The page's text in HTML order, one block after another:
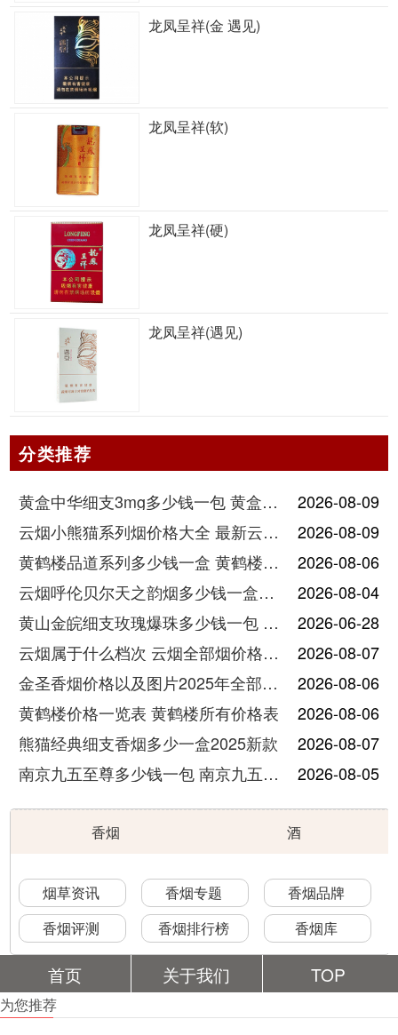
龙凤呈祥(金 遇见)
龙凤呈祥(软)
龙凤呈祥(硬)
龙凤呈祥(遇见)
分类推荐
黄盒中华细支3mg多少钱一包 黄盒中华细支3mg香烟价格查询
2026-08-09
云烟小熊猫系列烟价格大全 最新云烟小熊猫图片报价
2026-08-09
黄鹤楼品道系列多少钱一盒 黄鹤楼品道系列香烟价格表图片
2026-08-06
云烟呼伦贝尔天之韵烟多少钱一盒中支价格
2026-08-04
黄山金皖细支玫瑰爆珠多少钱一包 黄山金皖细支玫瑰爆珠2025最新价格
2026-06-28
云烟属于什么档次 云烟全部烟价格表大全
2026-08-07
金圣香烟价格以及图片2025年全部价格
2026-08-06
黄鹤楼价格一览表 黄鹤楼所有价格表
2026-08-06
熊猫经典细支香烟多少一盒2025新款
2026-08-07
南京九五至尊多少钱一包 南京九五至尊价格及图片
2026-08-05
香烟 酒
烟草资讯 香烟专题
香烟品牌
香烟评测
香烟排行榜 香烟库
首页 关于我们 TOP
为您推荐